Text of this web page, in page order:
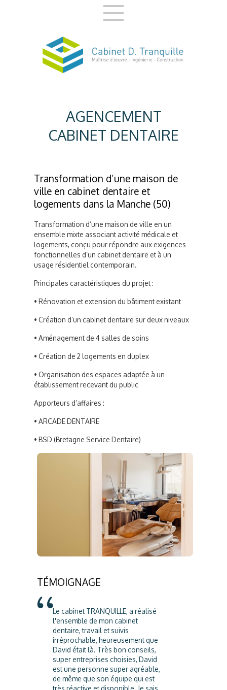
AGENCEMENT
CABINET DENTAIRE
Transformation d’une maison de
ville en cabinet dentaire et
logements dans la Manche (50)
Transformation d’une maison de ville en un
ensemble mixte associant activité médicale et
logements, conçu pour répondre aux exigences
fonctionnelles d’un cabinet dentaire et à un
usage résidentiel contemporain.
Principales caractéristiques du projet :
• Rénovation et extension du bâtiment existant
• Création d’un cabinet dentaire sur deux niveaux
• Aménagement de 4 salles de soins
• Création de 2 logements en duplex
• Organisation des espaces adaptée à un
établissement recevant du public
Apporteurs d’affaires :
• ARCADE DENTAIRE
• BSD (Bretagne Service Dentaire)
TÉMOIGNAGE
Le cabinet TRANQUILLE, a réalisé
l'ensemble de mon cabinet
dentaire, travail et suivis
irréprochable, heureusement que
David était là. Très bon conseils,
super entreprises choisies, David
est une personne super agréable,
de même que son équipe qui est
très réactive et disponible. Je sais